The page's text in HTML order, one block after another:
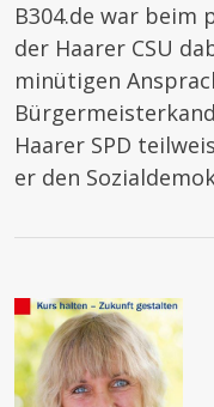
B304.de war beim
der Haarer CSU
minütigen
Haarer SPD
er den